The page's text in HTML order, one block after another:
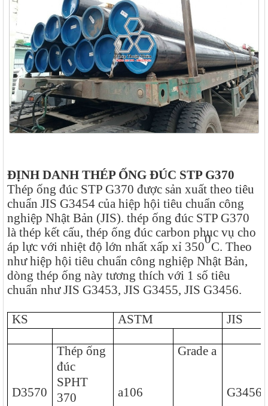
ĐỊNH DANH THÉP ỐNG ĐÚC STP G370
Thép ống đúc STP G370 được sản xuất theo tiêu
chuẩn JIS G3454 của hiệp hội tiêu chuẩn công
nghiệp Nhật Bản (JIS). thép ống đúc STP G370
là thép kết cấu, thép ống đúc carbon phục vụ cho
áp lực với nhiệt độ lớn nhất xấp xỉ 350
0
C. Theo
như hiệp hội tiêu chuẩn công nghiệp Nhật Bản,
dòng thép ống này tương thích với 1 số tiêu
chuẩn như JIS G3453, JIS G3455, JIS G3456.
KS ASTM JIS
D3570
Thép ống
đúc
SPHT
370
a106
Grade a
G3456